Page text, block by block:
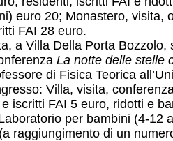
euro 20; Monastero, visita,
FAI 28 euro.
a Villa Della Porta Bozzolo,
La notte delle stelle
di Fisica Teorica
Villa, visita,
iscritti FAI 5 euro, ridotti e
per bambini (4-12
raggiungimento di un